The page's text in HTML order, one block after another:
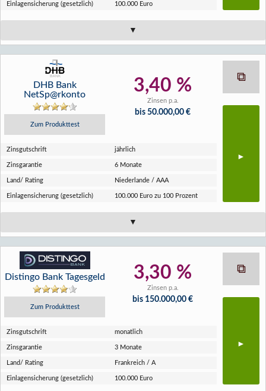
Einlagen­sicherung (gesetzlich) 100.000 Euro
DHB Bank
NetSp@rkonto
Zum Produkttest
3,40 %
Zinsen p.a.
bis 50.000,00 €
Zins­gutschrift jährlich
Zins­garantie 6 Monate
Land/ Rating Niederlande / AAA
Einlagen­sicherung (gesetzlich) 100.000 Euro zu 100 Prozent
Distingo Bank Tagesgeld
Zum Produkttest
3,30 %
Zinsen p.a.
bis 150.000,00 €
Zins­gutschrift monatlich
Zins­garantie 3 Monate
Land/ Rating Frankreich / A
Einlagen­sicherung (gesetzlich) 100.000 Euro